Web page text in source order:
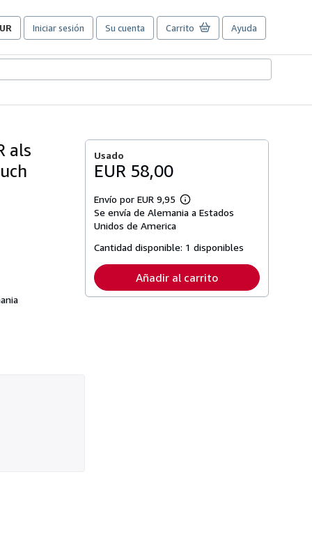
Iniciar sesión Su cuenta Carrito Ayuda
als
Usado
EUR 58,00
Envío por EUR 9,95
Más
información
tarifas
envío
Se envía de Alemania a Estados
Unidos de America
Cantidad disponible: 1 disponibles
Añadir al carrito